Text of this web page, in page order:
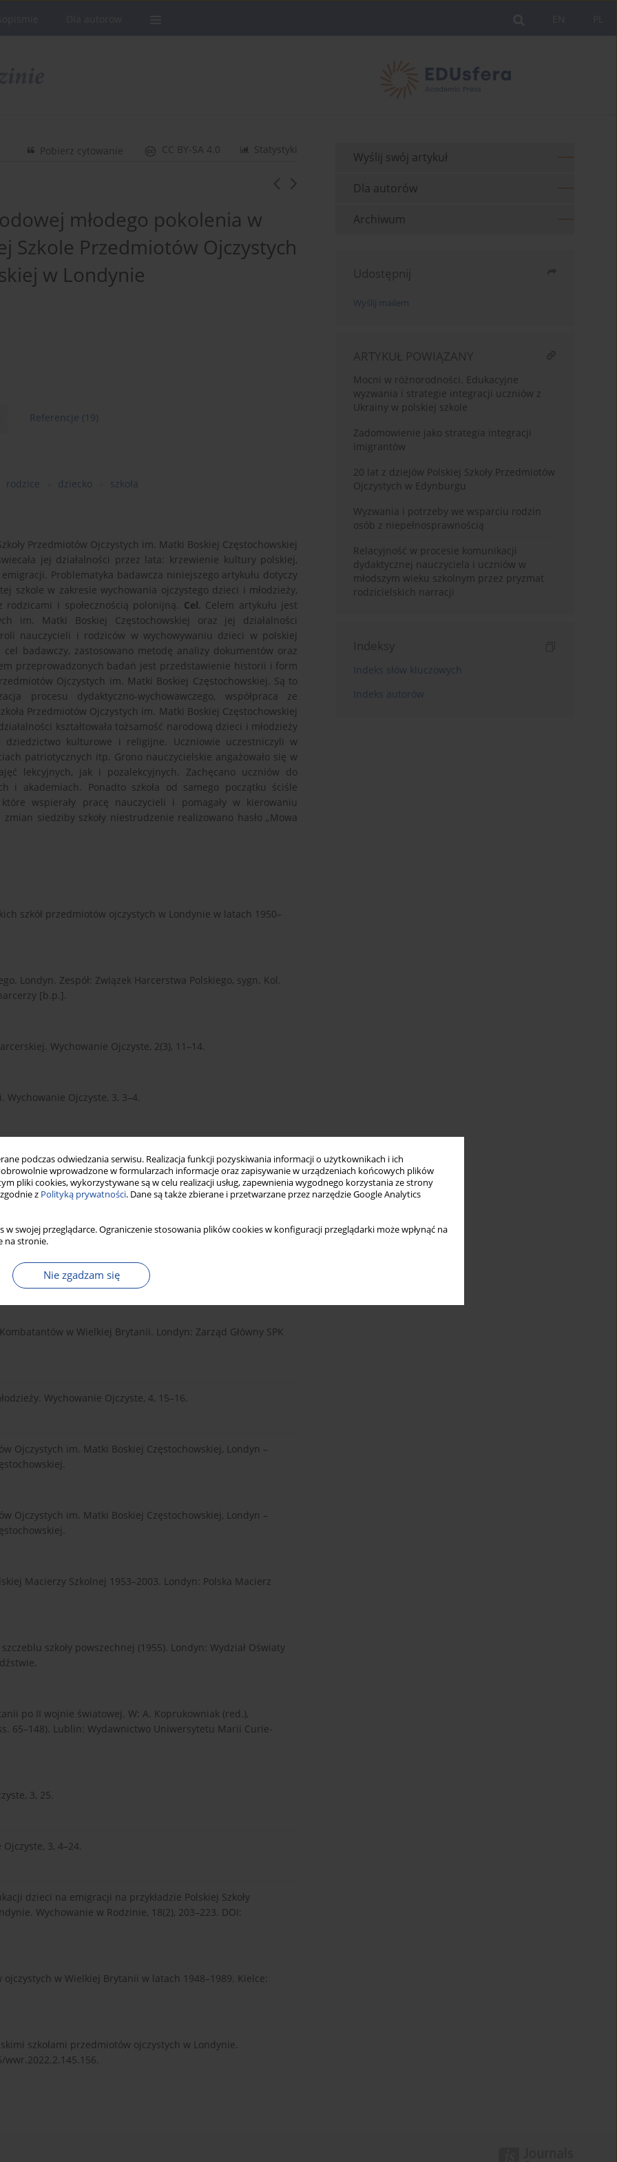
podczas odwiedzania serwisu. Realizacja funkcji pozyskiwania informacji o użytkownikach i ich
wprowadzone w formularzach informacje oraz zapisywanie w urządzeniach końcowych plików
pliki cookies, wykorzystywane są w celu realizacji usług, zapewnienia wygodnego korzystania ze strony
z Polityką prywatności. Dane są także zbierane i przetwarzane przez narzędzie Google Analytics
w swojej przeglądarce. Ograniczenie stosowania plików cookies w konfiguracji przeglądarki może wpłynąć na
na stronie.
Nie zgadzam się
Statystyki
CC BY-SA 4.0
Pobierz cytowanie
młodego pokolenia w
Szkole Przedmiotów Ojczystych
w Londynie
Referencje (19)
rodzice dziecko szkoła
Przedmiotów Ojczystych im. Matki Boskiej Częstochowskiej
jej działalności przez lata: krzewienie kultury polskiej,
Problematyka badawcza niniejszego artykułu dotyczy
szkole w zakresie wychowania ojczystego dzieci i młodzieży,
rodzicami i społecznością polonijną. Cel. Celem artykułu jest
im. Matki Boskiej Częstochowskiej oraz jej działalności
nauczycieli i rodziców w wychowywaniu dzieci w polskiej
cel badawczy, zastosowano metodę analizy dokumentów oraz
przeprowadzonych badań jest przedstawienie historii i form
Ojczystych im. Matki Boskiej Częstochowskiej. Są to
procesu dydaktyczno-wychowawczego, współpraca ze
Przedmiotów Ojczystych im. Matki Boskiej Częstochowskiej
kształtowała tożsamość narodową dzieci i młodzieży
dziedzictwo kulturowe i religijne. Uczniowie uczestniczyli w
patriotycznych itp. Grono nauczycielskie angażowało się w
lekcyjnych, jak i pozalekcyjnych. Zachęcano uczniów do
i akademiach. Ponadto szkoła od samego początku ściśle
wspierały pracę nauczycieli i pomagały w kierowaniu
siedziby szkoły niestrudzenie realizowano hasło „Mowa
szkół przedmiotów ojczystych w Londynie w latach 1950–
Londyn. Zespół: Związek Harcerstwa Polskiego, sygn. Kol.
[b.p.].
Wychowanie Ojczyste, 2(3), 11–14.
Wychowanie Ojczyste, 3, 3–4.
Warszawa: Biblioteka „Więzi”.
Żołnierza, 10, 3.
[Polska edukacja w Zjednoczonym Królestwie]. W: K.
of Bilingual Children (ss. 105–110). Londyn:
w Wielkiej Brytanii. Londyn: Zarząd Główny SPK
Wychowanie Ojczyste, 4, 15–16.
Ojczystych im. Matki Boskiej Częstochowskiej, Londyn –
Ojczystych im. Matki Boskiej Częstochowskiej, Londyn –
Macierzy Szkolnej 1953–2003. Londyn: Polska Macierz
szkoły powszechnej (1955). Londyn: Wydział Oświaty
po II wojnie światowej. W: A. Koprukowniak (red.),
65–148). Lublin: Wydawnictwo Uniwersytetu Marii Curie-
3, 25.
3, 4–24.
dzieci na emigracji na przykładzie Polskiej Szkoły
Wychowanie w Rodzinie, 18(2), 203–223. DOI:
ojczystych w Wielkiej Brytanii w latach 1948–1989. Kielce:
szkołami przedmiotów ojczystych w Londynie.
wwr.2022.2.145.156.
Wyślij swój artykuł
Dla autorów
Archiwum
Udostępnij
Wyślij mailem
ARTYKUŁ POWIĄZANY
Mocni w różnorodności. Edukacyjne
wyzwania i strategie integracji uczniów z
Ukrainy w polskiej szkole
Zadomowienie jako strategia integracji
imigrantów
20 lat z dziejów Polskiej Szkoły Przedmiotów
Ojczystych w Edynburgu
Wyzwania i potrzeby we wsparciu rodzin
osób z niepełnosprawnością
Relacyjność w procesie komunikacji
dydaktycznej nauczyciela i uczniów w
młodszym wieku szkolnym przez pryzmat
rodzicielskich narracji
Indeksy
Indeks słów kluczowych
Indeks autorów